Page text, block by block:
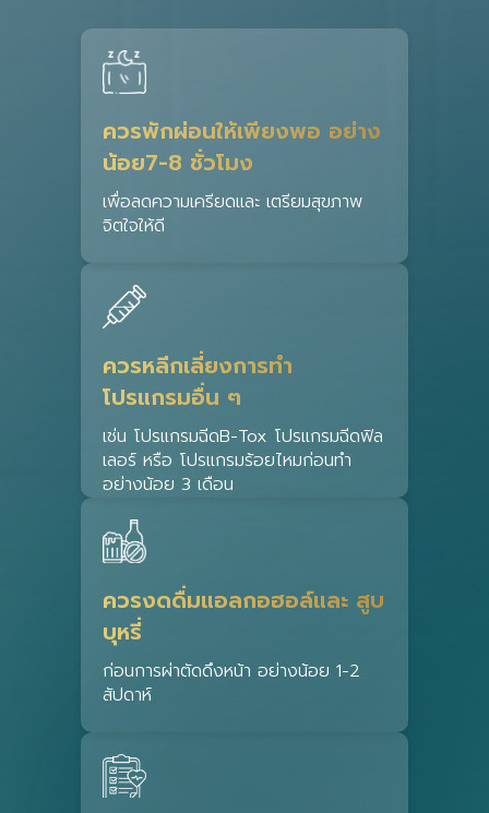
ควรพักผ่อนให้เพียงพอ อย่าง
น้อย7-8 ชั่วโมง
เพื่อลดความเครียดและ เตรียมสุขภาพ
จิตใจให้ดี
ควรหลีกเลี่ยงการทำ
โปรแกรมอื่น ๆ
เช่น โปรแกรมฉีดB-Tox โปรแกรมฉีดฟิล
เลอร์ หรือ โปรแกรมร้อยไหมก่อนทำ
อย่างน้อย 3 เดือน
ควรงดดื่มแอลกอฮอล์และ สูบ
บุหรี่
ก่อนการผ่าตัดดึงหน้า อย่างน้อย 1-2
สัปดาห์